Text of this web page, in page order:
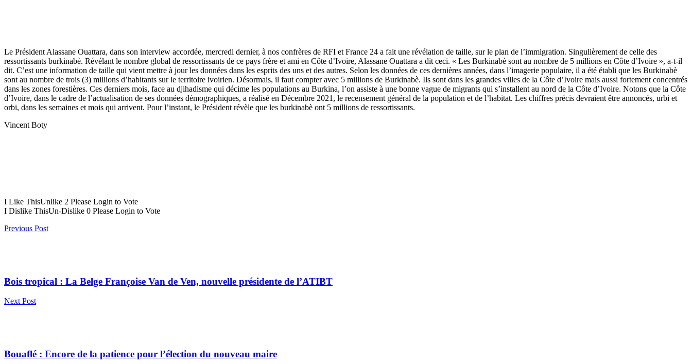
Le Président Alassane Ouattara, dans son interview accordée, mercredi dernier, à nos confrères de RFI et France 24 a fait une révélation de taille, sur le plan de l’immigration. Singulièrement de celle des
ressortissants burkinabè. Révélant le nombre global de ressortissants de ce pays frère et ami en Côte d’Ivoire, Alassane Ouattara a dit ceci. « Les Burkinabè sont au nombre de 5 millions en Côte d’Ivoire », a-t-il
dit. C’est une information de taille qui vient mettre à jour les données dans les esprits des uns et des autres. Selon les données de ces dernières années, dans l’imagerie populaire, il a été établi que les Burkinabè
sont au nombre de trois (3) millions d’habitants sur le territoire ivoirien. Désormais, il faut compter avec 5 millions de Burkinabè. Ils sont dans les grandes villes de la Côte d’Ivoire mais aussi fortement concentrés
dans les zones forestières. Ces derniers mois, face au djihadisme qui décime les populations au Burkina, l’on assiste à une bonne vague de migrants qui s’installent au nord de la Côte d’Ivoire. Notons que la Côte
d’Ivoire, dans le cadre de l’actualisation de ses données démographiques, a réalisé en Décembre 2021, le recensement général de la population et de l’habitat. Les chiffres précis devraient être annoncés, urbi et
orbi, dans les semaines et mois qui arrivent. Pour l’instant, le Président révèle que les burkinabè ont 5 millions de ressortissants.
Vincent Boty
I Like ThisUnlike 2 Please Login to Vote
I Dislike ThisUn-Dislike 0 Please Login to Vote
Previous Post
Bois tropical : La Belge Françoise Van de Ven, nouvelle présidente de l’ATIBT
Next Post
Bouaflé : Encore de la patience pour l’élection du nouveau maire